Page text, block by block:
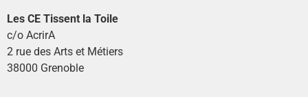
Les CE Tissent la Toile
c/o AcrirA
2 rue des Arts et Métiers
38000 Grenoble